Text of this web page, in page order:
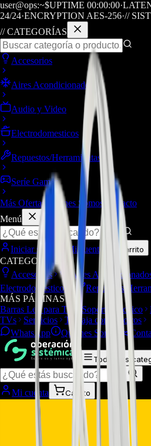
user@ops:~$UPTIME 00:00:00·
24/24·ENCRYPTION AES-256·//
// CATEGORÍAS
Accesorios
Aires Acondicionados
Audio y Video
Electrodomesticos
Repuestos/Herramientas
Seríe Gamer
Más Ofertas Quiénes Somos
Contacto
Menú
Iniciar sesión / Mi cuenta Carrito
CATEGORÍAS
Accesorios
Aires
Electrodomesticos
Repuestos/
MÁS PÁGINAS
Barras Led para TV
Soporte Técnico
TVs
Servicios
Trabaja con nosotros
WhatsApp
Quiénes Somos
Todas las
Mi cuenta Carrito